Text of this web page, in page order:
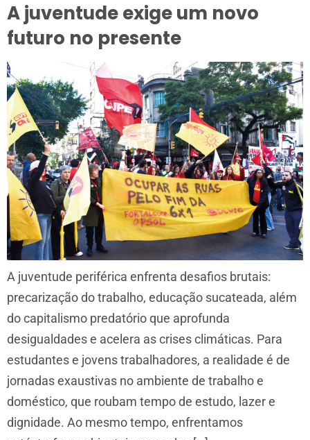
A juventude exige um novo
futuro no presente
A juventude periférica enfrenta desafios brutais:
precarização do trabalho, educação sucateada, além
do capitalismo predatório que aprofunda
desigualdades e acelera as crises climáticas. Para
estudantes e jovens trabalhadores, a realidade é de
jornadas exaustivas no ambiente de trabalho e
doméstico, que roubam tempo de estudo, lazer e
dignidade. Ao mesmo tempo, enfrentamos